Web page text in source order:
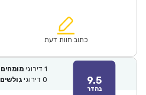
₪64.00.
הוא:
כתוב חוות דעת
9.5
נהדר
1 דירוגי מומחים
0 דירוגי גולשים